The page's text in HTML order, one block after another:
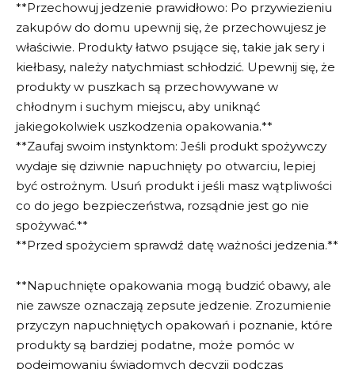
**Przechowuj jedzenie prawidłowo: Po przywiezieniu
zakupów do domu upewnij się, że przechowujesz je
właściwie. Produkty łatwo psujące się, takie jak sery i
kiełbasy, należy natychmiast schłodzić. Upewnij się, że
produkty w puszkach są przechowywane w
chłodnym i suchym miejscu, aby uniknąć
jakiegokolwiek uszkodzenia opakowania.**
**Zaufaj swoim instynktom: Jeśli produkt spożywczy
wydaje się dziwnie napuchnięty po otwarciu, lepiej
być ostrożnym. Usuń produkt i jeśli masz wątpliwości
co do jego bezpieczeństwa, rozsądnie jest go nie
spożywać.**
**Przed spożyciem sprawdź datę ważności jedzenia.**
**Napuchnięte opakowania mogą budzić obawy, ale
nie zawsze oznaczają zepsute jedzenie. Zrozumienie
przyczyn napuchniętych opakowań i poznanie, które
produkty są bardziej podatne, może pomóc w
podejmowaniu świadomych decyzji podczas